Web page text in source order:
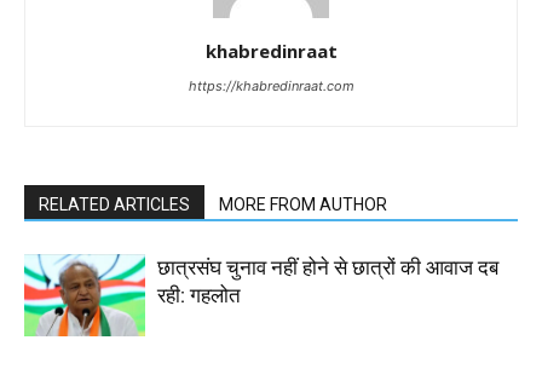
khabredinraat
https://khabredinraat.com
RELATED ARTICLES MORE FROM AUTHOR
छात्रसंघ चुनाव नहीं होने से छात्रों की आवाज दब
रही: गहलोत